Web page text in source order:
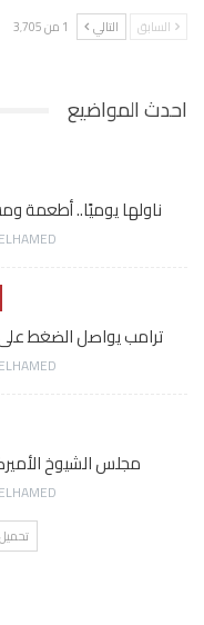
السابق التالي 1 من 3٬705
احدث المواضيع
ناولها يوميًا.. أطعمة
ترامب يواصل الضغط
مجلس الشيوخ